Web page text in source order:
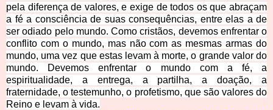
pela diferença de valores, e exige de todos os que abraçam
a fé a consciência de suas consequências, entre elas a de
ser odiado pelo mundo. Como cristãos, devemos enfrentar o
conflito com o mundo, mas não com as mesmas armas do
mundo, uma vez que estas levam à morte, o grande valor do
mundo. Devemos enfrentar o mundo com a fé, a
espiritualidade, a entrega, a partilha, a doação, a
fraternidade, o testemunho, o profetismo, que são valores do
Reino e levam à vida.